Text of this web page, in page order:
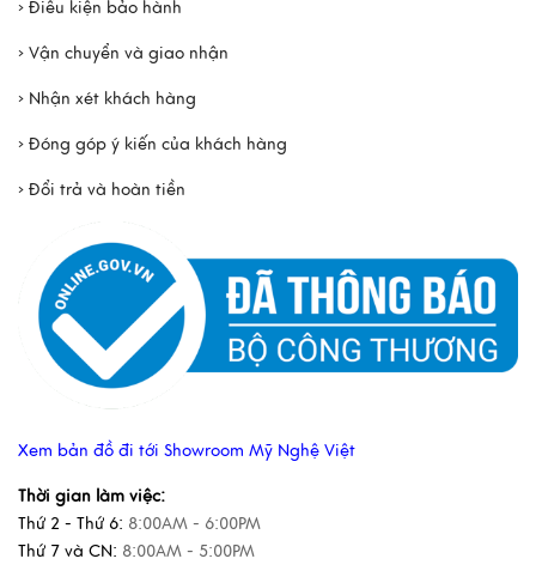
› Điều kiện bảo hành
› Vận chuyển và giao nhận
› Nhận xét khách hàng
› Đóng góp ý kiến của khách hàng
› Đổi trả và hoàn tiền
Xem bản đồ đi tới Showroom Mỹ Nghệ Việt
Thời gian làm việc:
Thứ 2 - Thứ 6: 8:00AM - 6:00PM
Thứ 7 và CN: 8:00AM - 5:00PM